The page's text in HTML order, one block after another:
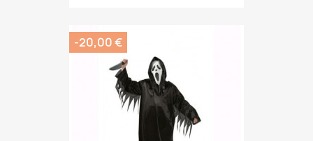
-20,00 €